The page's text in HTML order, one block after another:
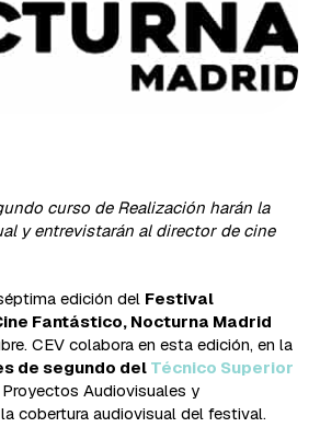
curso de Realización harán la
y entrevistarán al director de cine
edición del Festival
Fantástico, Nocturna Madrid
CEV colabora en esta edición, en la
de segundo del Técnico Superior
Audiovisuales y
cobertura audiovisual del festival.